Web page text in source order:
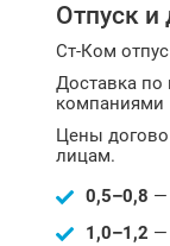
Отпуск и
Ст-Ком
Доставка по
компаниями
Цены
лицам.
0,5–0,8 —
1,0–1,2 —